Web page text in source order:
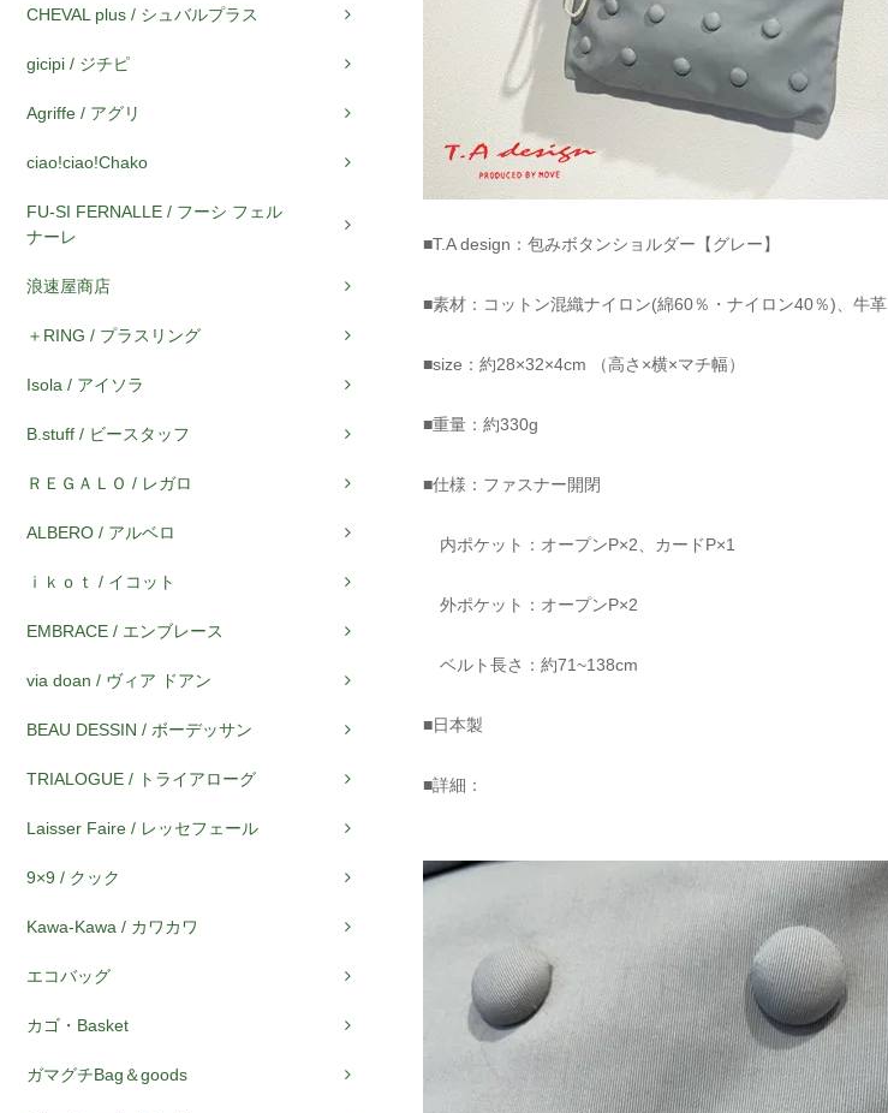
CHEVAL plus / シュバルプラス
gicipi / ジチピ
Agriffe / アグリ
ciao!ciao!Chako
FU-SI FERNALLE / フーシ フェル
ナーレ
浪速屋商店
＋RING / プラスリング
Isola / アイソラ
B.stuff / ビースタッフ
ＲＥＧＡＬＯ / レガロ
ALBERO / アルベロ
ｉｋｏｔ / イコット
EMBRACE / エンブレース
via doan / ヴィア ドアン
BEAU DESSIN / ボーデッサン
TRIALOGUE / トライアローグ
Laisser Faire / レッセフェール
9×9 / クック
Kawa-Kawa / カワカワ
エコバッグ
カゴ・Basket
ガマグチBag＆goods
■T.A design：包みボタンショルダー【グレー】
■素材：コットン混織ナイロン(綿60％・ナイロン40％)、牛革
■size：約28×32×4cm （高さ×横×マチ幅）
■重量：約330g
■仕様：ファスナー開閉
内ポケット：オープンP×2、カードP×1
外ポケット：オープンP×2
ベルト長さ：約71~138cm
■日本製
■詳細：